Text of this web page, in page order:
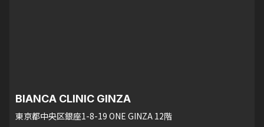
BIANCA CLINIC GINZA
東京都中央区銀座1-8-19 ONE GINZA 12階